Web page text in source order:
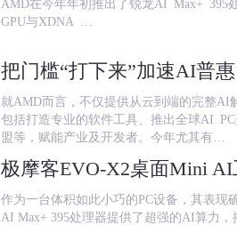
AMD在今年年初推出了锐龙AI Max+
GPU与XDNA …
就AMD而言，不仅提供从云到端的完整AI
包括打造专业的软件工具、推出全球AI
盟等，赋能产业及开发者。今年尤其有…
作为一台体积如此小巧的PC设备，其表
AI Max+ 395处理器提供了超强的AI算力